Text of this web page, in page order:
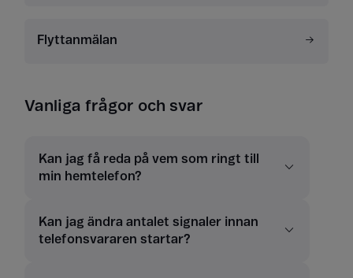
Flyttanmälan
Vanliga frågor och svar
Kan jag få reda på vem som ringt till
min hemtelefon?
Kan jag ändra antalet signaler innan
telefonsvararen startar?